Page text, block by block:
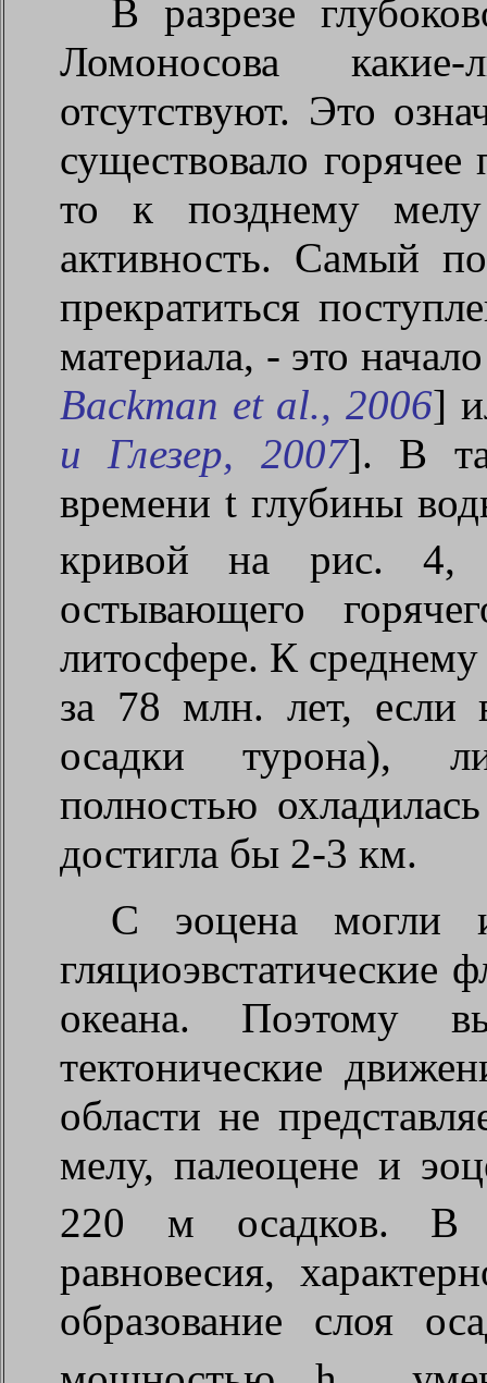
В разрезе
Ломоносова
отсутствуют. Это
существовало
то к позднему
активность. Самый
прекратиться
материала, - это
Backman et al., 2006]
и Глезер, 2007]. В
времени t глубины
кривой на рис. 4,
остывающего
литосфере. К
за 78 млн. лет, если
осадки турона),
полностью
достигла бы 2-3 км.
С эоцена могли
гляциоэвстатические
океана. Поэтому
тектонические
области не
мелу, палеоцене и
220 м осадков. В
равновесия,
образование слоя